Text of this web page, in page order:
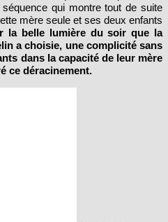
qui montre tout de suite
mère seule et ses deux enfants
la belle lumière du soir que la
a choisie, une complicité sans
dans la capacité de leur mère
ce déracinement.